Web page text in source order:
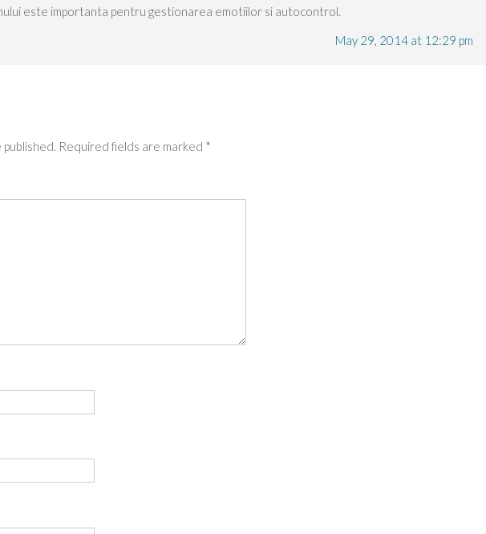
este importanta pentru gestionarea emotiilor si autocontrol.
May 29, 2014 at 12:29 pm
Required fields are marked *